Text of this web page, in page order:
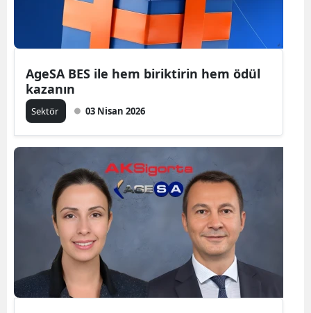
AgeSA BES ile hem biriktirin hem ödül
kazanın
Sektör 03 Nisan 2026